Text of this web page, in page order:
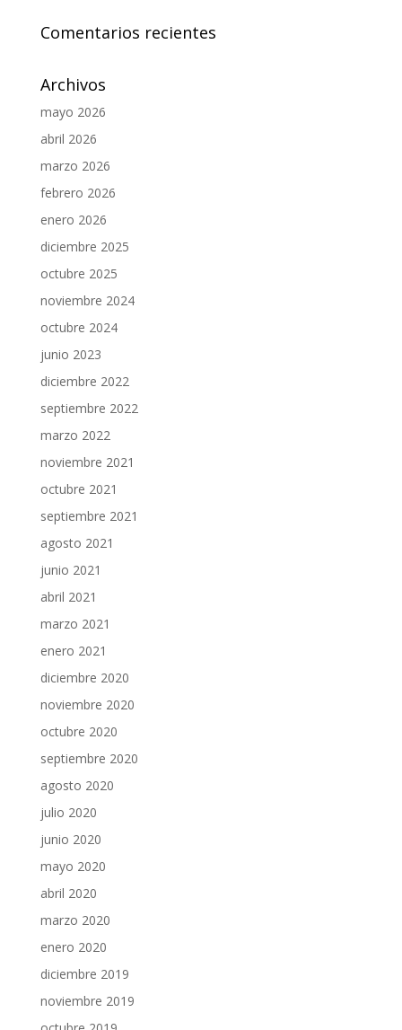
Comentarios recientes
Archivos
mayo 2026
abril 2026
marzo 2026
febrero 2026
enero 2026
diciembre 2025
octubre 2025
noviembre 2024
octubre 2024
junio 2023
diciembre 2022
septiembre 2022
marzo 2022
noviembre 2021
octubre 2021
septiembre 2021
agosto 2021
junio 2021
abril 2021
marzo 2021
enero 2021
diciembre 2020
noviembre 2020
octubre 2020
septiembre 2020
agosto 2020
julio 2020
junio 2020
mayo 2020
abril 2020
marzo 2020
enero 2020
diciembre 2019
noviembre 2019